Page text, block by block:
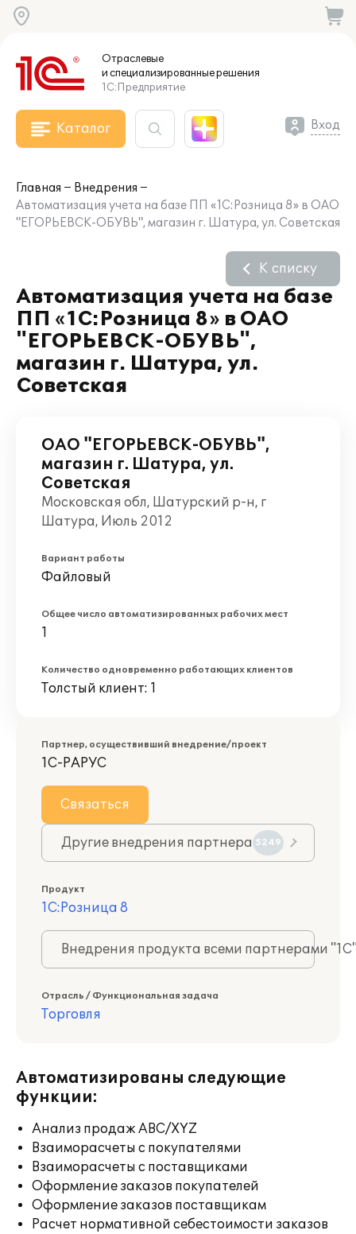
Отраслевые
и специализированныерешения
1С:Предприятие
Каталог Вход
Главная
Внедрения
Автоматизация учета на базе ПП «1С:Розница 8» в ОАО
"ЕГОРЬЕВСК-ОБУВЬ", магазин г. Шатура, ул. Советская
Автоматизация учета на базе
ПП «1С:Розница 8» в ОАО
"ЕГОРЬЕВСК-ОБУВЬ",
магазин г. Шатура, ул.
Советская
К списку
ОАО "ЕГОРЬЕВСК-ОБУВЬ",
магазин г. Шатура, ул.
Советская
Московская обл, Шатурский р-н, г
Шатура, Июль 2012
Вариант работы
Файловый
Общее число автоматизированных рабочих мест
1
Количество одновременно работающих клиентов
Толстый клиент: 1
Партнер, осуществивший внедрение/проект
1С-РАРУС
Связаться
Другие внедрения партнера 5249
Продукт
1С:Розница 8
Внедрения продукта всеми партнерами
Отрасль / Функциональная задача
Торговля
Автоматизированы следующие
функции:
Анализ продаж ABC/XYZ
Взаиморасчеты с покупателями
Взаиморасчеты с поставщиками
Оформление заказов покупателей
Оформление заказов поставщикам
Расчет нормативной себестоимости заказов